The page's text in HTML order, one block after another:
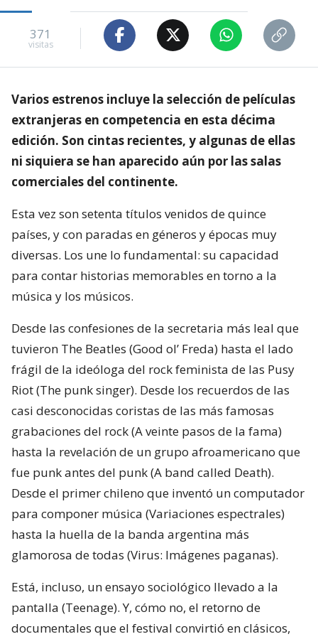
371
visitas
Varios estrenos incluye la selección de películas
extranjeras en competencia en esta décima
edición. Son cintas recientes, y algunas de ellas
ni siquiera se han aparecido aún por las salas
comerciales del continente.
Esta vez son setenta títulos venidos de quince
países, y con paradas en géneros y épocas muy
diversas. Los une lo fundamental: su capacidad
para contar historias memorables en torno a la
música y los músicos.
Desde las confesiones de la secretaria más leal que
tuvieron The Beatles (Good ol’ Freda) hasta el lado
frágil de la ideóloga del rock feminista de las Pusy
Riot (The punk singer). Desde los recuerdos de las
casi desconocidas coristas de las más famosas
grabaciones del rock (A veinte pasos de la fama)
hasta la revelación de un grupo afroamericano que
fue punk antes del punk (A band called Death).
Desde el primer chileno que inventó un computador
para componer música (Variaciones espectrales)
hasta la huella de la banda argentina más
glamorosa de todas (Virus: Imágenes paganas).
Está, incluso, un ensayo sociológico llevado a la
pantalla (Teenage). Y, cómo no, el retorno de
documentales que el festival convirtió en clásicos,